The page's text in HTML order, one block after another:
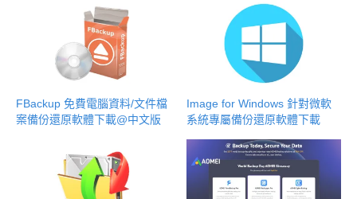
FBackup 免費電腦資料/文件檔
案備份還原軟體下載@中文版
Image for Windows 針對微軟
系統專屬備份還原軟體下載